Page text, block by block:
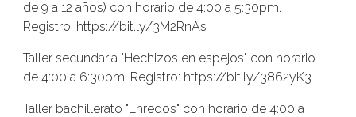
de 9 a 12 años) con horario de 4:00 a 5:30pm.
Registro: https://bit.ly/3M2RnAs
Taller secundaria "Hechizos en espejos" con horario
de 4:00 a 6:30pm. Registro: https://bit.ly/3862yK3
Taller bachillerato "Enredos" con horario de 4:00 a